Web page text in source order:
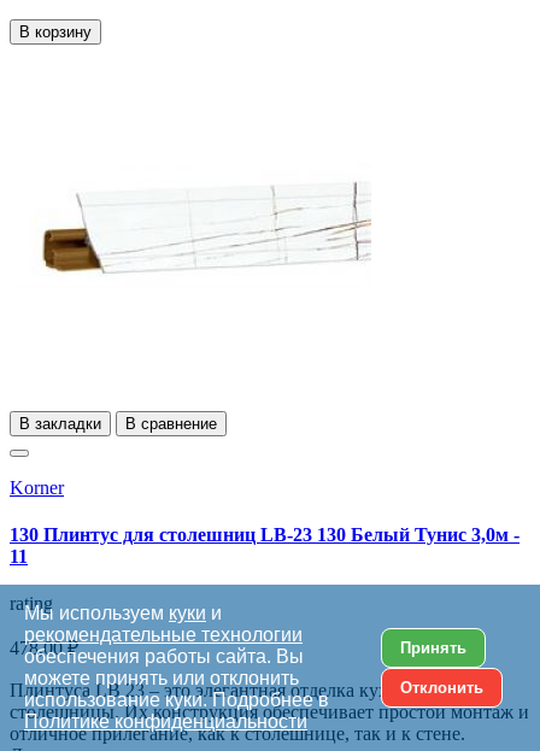
В корзину
В закладки В сравнение
Korner
130 Плинтус для столешниц LB-23 130 Белый Тунис 3,0м -
11
rating
478,00 ₽
Плинтуса LB 23 – это элегантная отделка кухонной
столешницы. Их конструкция обеспечивает простой монтаж и
отличное прилегание, как к столешнице, так и к стене.
Мы используем куки и
рекомендательные технологии
обеспечения работы сайта. Вы
можете принять или отклонить
использование куки. Подробнее в
Политике конфиденциальности
Принять
Отклонить